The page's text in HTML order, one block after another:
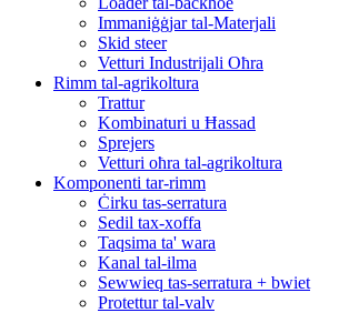
Immaniġġjar tal-Materjali
Skid steer
Vetturi Industrijali Oħra
Rimm tal-agrikoltura
Trattur
Kombinaturi u Ħassad
Sprejers
Vetturi oħra tal-agrikoltura
Komponenti tar-rimm
Ċirku tas-serratura
Sedil tax-xoffa
Taqsima ta' wara
Kanal tal-ilma
Sewwieq tas-serratura + bwiet
Protettur tal-valv